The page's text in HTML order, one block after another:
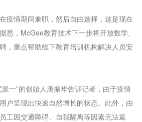
疫情期间兼职，然后自由选择，这是现在
悉，McGee教育技术下一步将开放数学、
，重点帮助线下教育培训机构解决人员安
一”的创始人唐振华告诉记者，由于疫情
户呈现出快速自然增长的状态。此外，由
工因交通障碍、自我隔离等因素无法返